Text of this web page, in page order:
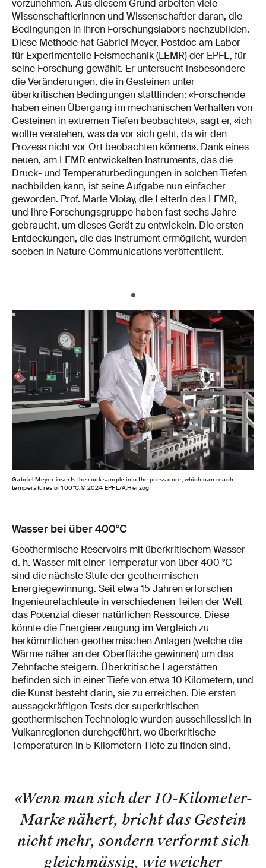
vorzunehmen. Aus diesem Grund arbeiten viele
Wissenschaftlerinnen und Wissenschaftler daran, die
Bedingungen in ihren Forschungslabors nachzubilden.
Diese Methode hat Gabriel Meyer, Postdoc am Labor
für Experimentelle Felsmechanik (LEMR) der EPFL, für
seine Forschung gewählt. Er untersucht insbesondere
die Veränderungen, die in Gesteinen unter
überkritischen Bedingungen stattfinden: «Forschende
haben einen Übergang im mechanischen Verhalten von
Gesteinen in extremen Tiefen beobachtet», sagt er, «ich
wollte verstehen, was da vor sich geht, da wir den
Prozess nicht vor Ort beobachten können». Dank eines
neuen, am LEMR entwickelten Instruments, das die
Druck- und Temperaturbedingungen in solchen Tiefen
nachbilden kann, ist seine Aufgabe nun einfacher
geworden. Prof. Marie Violay, die Leiterin des LEMR,
und ihre Forschungsgruppe haben fast sechs Jahre
gebraucht, um dieses Gerät zu entwickeln. Die ersten
Entdeckungen, die das Instrument ermöglicht, wurden
soeben in Nature Communicationsveröffentlicht.
Gabriel Meyer inserts the rock sample into the press core, which can reach
temperatures of 100°C.© 2024 EPFL/A.Herzog
Wasser bei über 400°C
Geothermische Reservoirs mit überkritischem Wasser –
d. h. Wasser mit einer Temperatur von über 400 °C –
sind die nächste Stufe der geothermischen
Energiegewinnung. Seit etwa 15 Jahren erforschen
Ingenieurefachleute in verschiedenen Teilen der Welt
das Potenzial dieser natürlichen Ressource. Diese
könnte die Energieerzeugung im Vergleich zu
herkömmlichen geothermischen Anlagen (welche die
Wärme näher an der Oberfläche gewinnen) um das
Zehnfache steigern. Überkritische Lagerstätten
befinden sich in einer Tiefe von etwa 10 Kilometern, und
die Kunst besteht darin, sie zu erreichen. Die ersten
aussagekräftigen Tests der superkritischen
geothermischen Technologie wurden ausschliesslich in
Vulkanregionen durchgeführt, wo überkritische
Temperaturen in 5 Kilometern Tiefe zu finden sind.
«Wenn man sich der 10-Kilometer-
Marke nähert, bricht das Gestein
nicht mehr, sondern verformt sich
gleichmässig, wie weicher